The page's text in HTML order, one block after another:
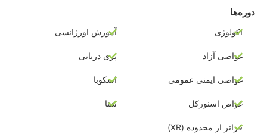
دوره‌ها
اکولوژی آموزش اورژانسی
غواصی آزاد پری دریایی
غواصی ایمنی عمومی اسکوبا
غواص اسنورکل شنا
فراتر از محدوده (XR)